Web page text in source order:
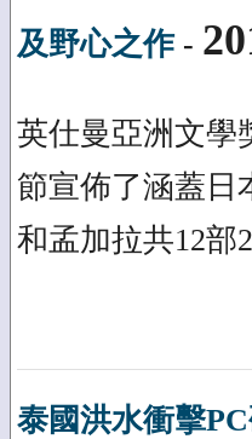
及野心之作-
英仕曼亞洲文學
節宣佈了涵蓋日
和孟加拉共12部
泰國洪水衝擊